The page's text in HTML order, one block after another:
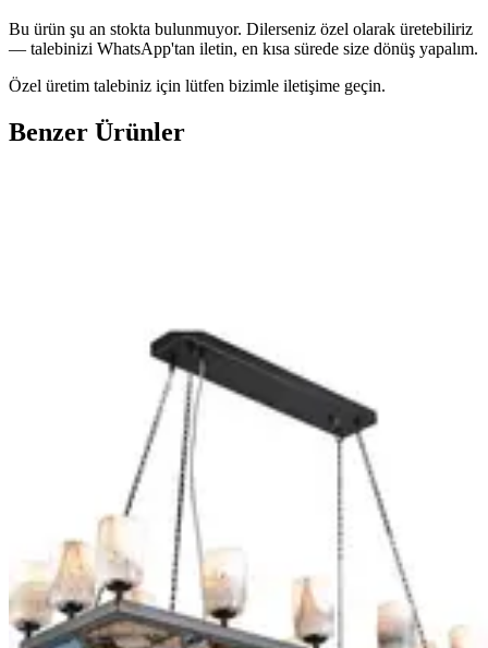
Bu ürün şu an stokta bulunmuyor. Dilerseniz özel olarak üretebiliriz
— talebinizi WhatsApp'tan iletin, en kısa sürede size dönüş yapalım.
Özel üretim talebiniz için lütfen bizimle iletişime geçin.
Benzer Ürünler